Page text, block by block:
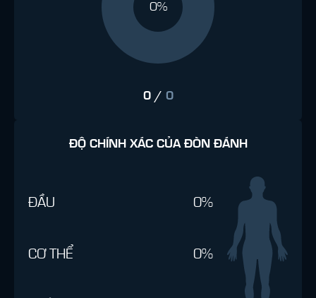
0%
0/ 0
ĐỘ CHÍNH XÁC CỦA ĐÒN ĐÁNH
ĐẦU 0%
CƠ THỂ 0%